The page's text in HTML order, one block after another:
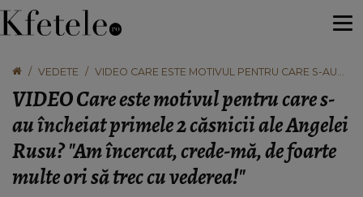
VEDETE
VIDEO CARE ESTE MOTIVUL PENTRU CARE S-AU
"AM ÎNCERCAT, CREDE-MĂ, DE FOARTE MULTE ORI
SĂ TREC CU VEDEREA!"
VIDEO Care este motivul pentru care s-
au încheiat primele 2 căsnicii ale Angelei
Rusu? "Am încercat, crede-mă, de foarte
multe ori să trec cu vederea!"